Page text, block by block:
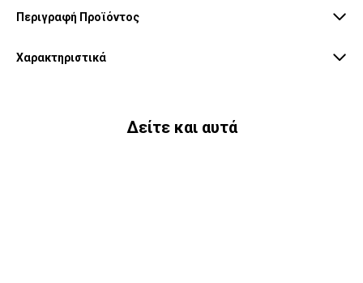
Περιγραφή Προϊόντος
Χαρακτηριστικά
Δείτε και αυτά